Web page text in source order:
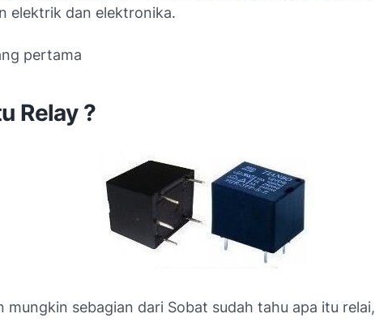
elektrik dan elektronika.
pertama
Relay ?
mungkin sebagian dari Sobat sudah tahu apa itu relai,